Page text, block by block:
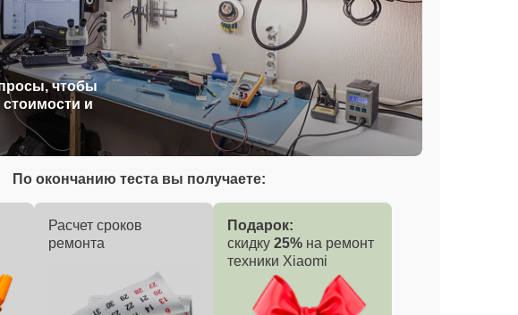
чтобы
стоимости и
По окончанию теста вы получаете:
Расчет сроков
ремонта
Подарок:
скидку 25% на ремонт
техники Xiaomi